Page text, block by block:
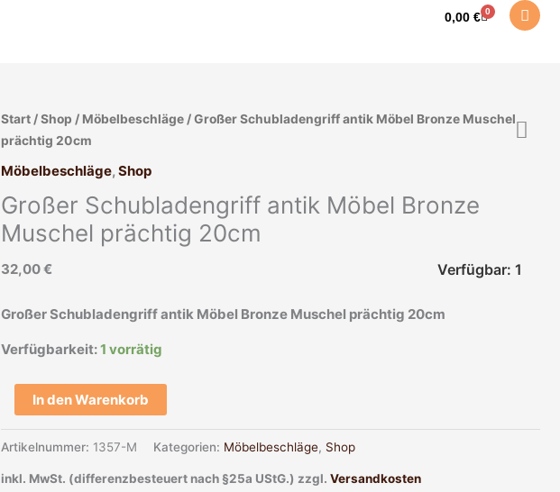
0,00 € 0
Warenkorb
Start /Shop / Möbelbeschläge / Großer Schubladengriff antik Möbel Bronze Muschel
prächtig 20cm
Möbelbeschläge, Shop
Großer Schubladengriff antik Möbel Bronze
Muschel prächtig 20cm
32,00€ Verfügbar: 1
Großer Schubladengriff antik Möbel Bronze Muschel prächtig 20cm
Verfügbarkeit:1 vorrätig
Großer
Schubladengriff
antik
Möbel
Bronze
Muschel
prächtig
20cm
In den Warenkorb
Artikelnummer: 1357-M Kategorien: Möbelbeschläge, Shop
inkl. MwSt. (differenzbesteuert nach §25a UStG.) zzgl. Versandkosten